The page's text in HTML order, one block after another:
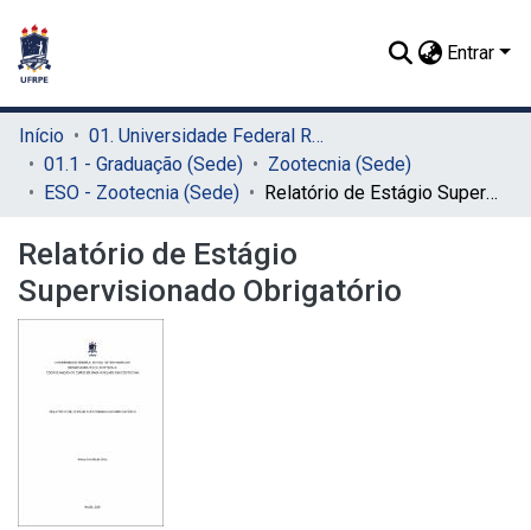
Entrar
Início
01. Universidade Federal Rural de Pernambuco - UFRPE (Sede)
01.1 - Graduação (Sede)
Zootecnia (Sede)
ESO - Zootecnia (Sede)
Relatório de Estágio Supervisionado Obrigatório
Relatório de Estágio
Supervisionado Obrigatório